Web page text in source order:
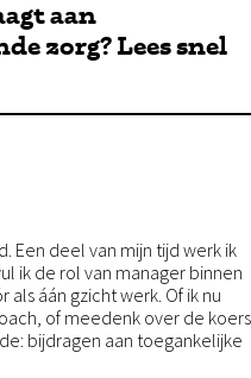
aan
zorg? Lees snel
Een deel van mijn tijd werk ik
ik de rol van manager binnen
áán gzicht werk. Of ik nu
of meedenk over de koers
bijdragen aan toegankelijke